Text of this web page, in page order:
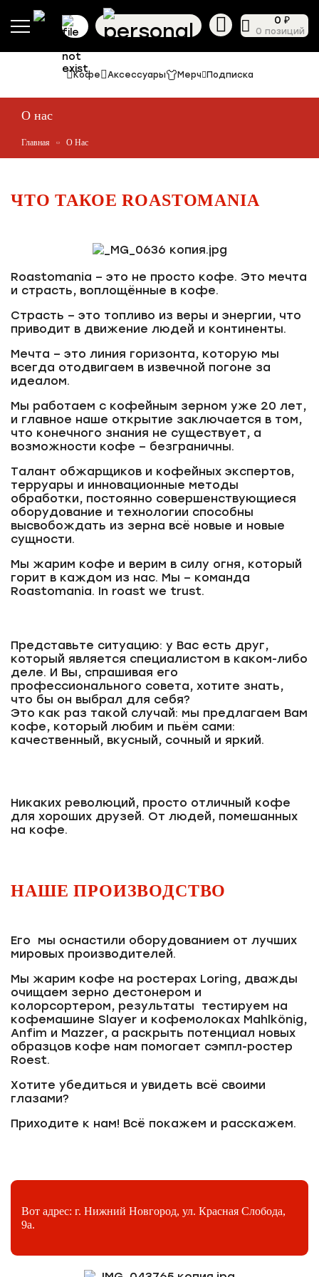
0 ₽
0 позиций
Кофе Аксессуары Мерч Подписка
О нас
Главная О Нас
ЧТО ТАКОЕ ROASTOMANIA
Roastomania – это не просто кофе. Это мечта
и страсть, воплощённые в кофе.
Страсть – это топливо из веры и энергии, что
приводит в движение людей и континенты.
Мечта – это линия горизонта, которую мы
всегда отодвигаем в извечной погоне за
идеалом.
Мы работаем с кофейным зерном уже 20 лет,
и главное наше открытие заключается в том,
что конечного знания не существует, а
возможности кофе – безграничны.
Талант обжарщиков и кофейных экспертов,
терруары и инновационные методы
обработки, постоянно совершенствующиеся
оборудование и технологии способны
высвобождать из зерна всё новые и новые
сущности.
Мы жарим кофе и верим в силу огня, который
горит в каждом из нас. Мы – команда
Roastomania. In roast we trust.
Представьте ситуацию: у Вас есть друг,
который является специалистом в каком-либо
деле. И Вы, спрашивая его
профессионального совета, хотите знать,
что бы он выбрал для себя?
Это как раз такой случай: мы предлагаем Вам
кофе, который любим и пьём сами:
качественный, вкусный, сочный и яркий.
Никаких революций, просто отличный кофе
для хороших друзей. От людей, помешанных
на кофе.
НАШЕ ПРОИЗВОДСТВО
Его мы оснастили оборудованием от лучших
мировых производителей.
Мы жарим кофе на ростерах Loring, дважды
очищаем зерно дестонером и
колорсортером, результаты тестируем на
кофемашине Slayer и кофемолоках Mahlkönig,
Anfim и Mazzer, а раскрыть потенциал новых
образцов кофе нам помогает сэмпл-ростер
Roest.
Хотите убедиться и увидеть всё своими
глазами?
Приходите к нам! Всё покажем и расскажем.
Вот адрес: г. Нижний Новгород, ул. Красная Слобода,
9а.